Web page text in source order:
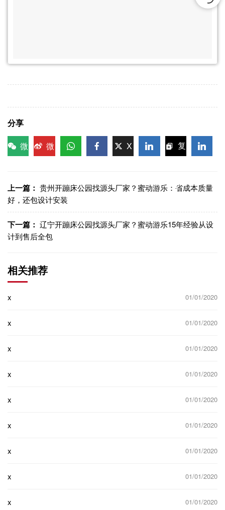
分享
微
微
X
复
接
上一篇： 贵州开蹦床公园找源头厂家？蜜动游乐：省成本质量
好，还包设计安装
下一篇： 辽宁开蹦床公园找源头厂家？蜜动游乐15年经验从设
计到售后全包
相关推荐
x 01/01/2020
x 01/01/2020
x 01/01/2020
x 01/01/2020
x 01/01/2020
x 01/01/2020
x 01/01/2020
x 01/01/2020
x 01/01/2020